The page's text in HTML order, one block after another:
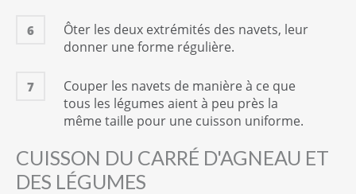
6
Ôter les deux extrémités des navets, leur
donner une forme régulière.
7
Couper les navets de manière à ce que
tous les légumes aient à peu près la
même taille pour une cuisson uniforme.
CUISSON DU CARRÉ D'AGNEAU ET
DES LÉGUMES